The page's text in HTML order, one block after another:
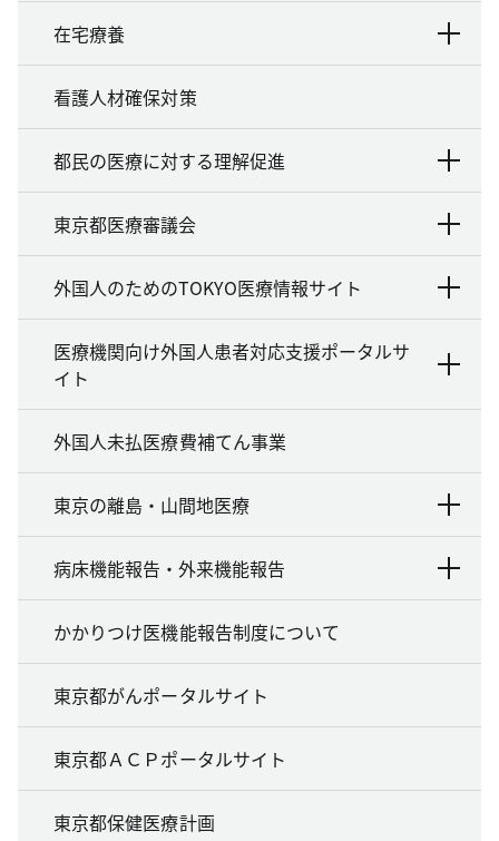
在宅療養
看護人材確保対策
都民の医療に対する理解促進
東京都医療審議会
外国人のためのTOKYO医療情報サイト
医療機関向け外国人患者対応支援ポータルサ
イト
外国人未払医療費補てん事業
東京の離島・山間地医療
病床機能報告・外来機能報告
かかりつけ医機能報告制度について
東京都がんポータルサイト
東京都ＡＣＰポータルサイト
東京都保健医療計画